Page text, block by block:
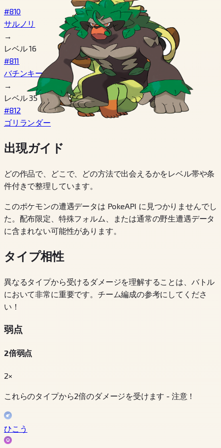
#810
サルノリ
→
レベル 16
#811
バチンキー
→
レベル 35
#812
ゴリランダー
出現ガイド
どの作品で、どこで、どの方法で出会えるかをレベル帯や条
件付きで整理しています。
このポケモンの遭遇データは PokeAPI に見つかりませんでし
た。配布限定、特殊フォルム、または通常の野生遭遇データ
に含まれない可能性があります。
タイプ相性
異なるタイプから受けるダメージを理解することは、バトル
において非常に重要です。チーム編成の参考にしてくださ
い！
弱点
2倍弱点
2×
これらのタイプから2倍のダメージを受けます - 注意！
ひこう